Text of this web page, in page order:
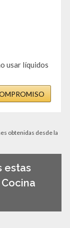
usar líquidos
obtenidas desde la
estas